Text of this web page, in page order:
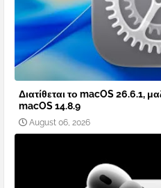
Διατίθεται το macOS 26.6.1,
macOS 14.8.9
August 06, 2026